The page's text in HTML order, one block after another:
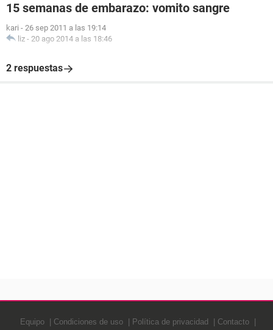
15 semanas de embarazo: vomito sangre
kari - 26 sep 2011 a las 19:14
liz - 20 ago 2014 a las 18:46
2 respuestas
Equipo Condiciones de uso Política de privacidad Contacto